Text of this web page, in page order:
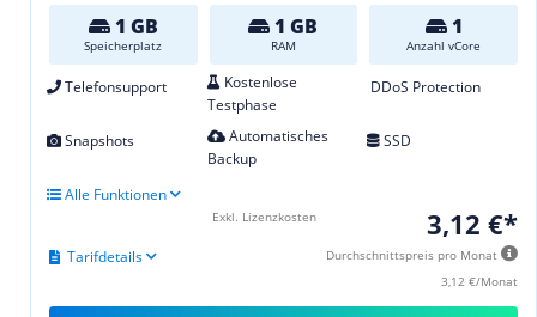
1 GB
Speicherplatz
1 GB
RAM
1
Anzahl vCore
Telefonsupport
Kostenlose
Testphase
DDoS Protection
Snapshots
Automatisches
Backup
SSD
Alle Funktionen
3,12 €*
Durchschnittspreis pro Monat
3,12 €/Monat
Tarifdetails
Exkl. Lizenzkosten